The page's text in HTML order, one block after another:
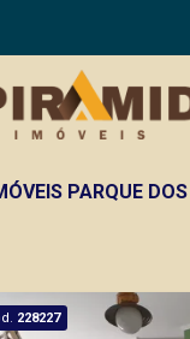
PARQUE
228227